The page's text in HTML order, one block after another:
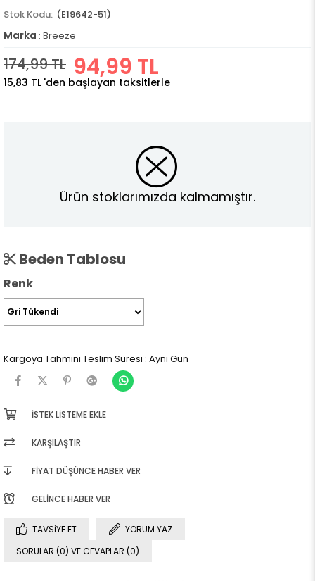
(E19642-51)
Marka : Breeze
174,99 TL 94,99 TL
15,83 TL 'den başlayan taksitlerle
Ürün stoklarımızda kalmamıştır.
Beden Tablosu
Renk
Kargoya Tahmini Teslim Süresi : Aynı Gün
İSTEK LISTEME EKLE
KARŞILAŞTIR
FIYAT DÜŞÜNCE HABER VER
GELINCE HABER VER
TAVSIYE ET
YORUM YAZ
SORULAR (0) VE CEVAPLAR (0)